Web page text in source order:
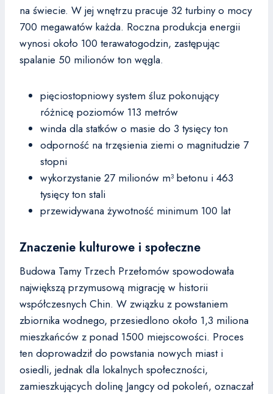
na świecie. W jej wnętrzu pracuje 32 turbiny o mocy
700 megawatów każda. Roczna produkcja energii
wynosi około 100 terawatogodzin, zastępując
spalanie 50 milionów ton węgla.
pięciostopniowy system śluz pokonujący
różnicę poziomów 113 metrów
winda dla statków o masie do 3 tysięcy ton
odporność na trzęsienia ziemi o magnitudzie 7
stopni
wykorzystanie 27 milionów m³ betonu i 463
tysięcy ton stali
przewidywana żywotność minimum 100 lat
Znaczenie kulturowe i społeczne
Budowa Tamy Trzech Przełomów spowodowała
największą przymusową migrację w historii
współczesnych Chin. W związku z powstaniem
zbiornika wodnego, przesiedlono około 1,3 miliona
mieszkańców z ponad 1500 miejscowości. Proces
ten doprowadził do powstania nowych miast i
osiedli, jednak dla lokalnych społeczności,
zamieszkujących dolinę Jangcy od pokoleń, oznaczał